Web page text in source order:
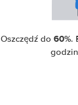
Oszczędź do 60%.